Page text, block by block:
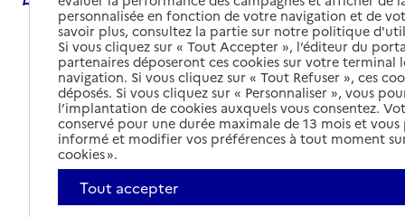
personnalisée en fonction de votre navigation et de
savoir plus, consultez la partie sur notre politique
Si vous cliquez sur « Tout Accepter », l’éditeur du
partenaires déposeront ces cookies sur votre terminal
navigation. Si vous cliquez sur « Tout Refuser », ces
déposés. Si vous cliquez sur « Personnaliser », vous
l’implantation de cookies auxquels vous consentez.
conservé pour une durée maximale de 13 mois et
informé et modifier vos préférences à tout moment
cookies ».
Tout accepter